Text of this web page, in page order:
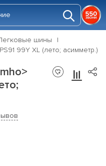
шины
99Y XL (лето; асимметр.)